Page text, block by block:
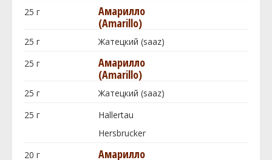
25 г
Амарилло
(Amarillo)
25 г
Жатецкий (saaz)
25 г
Амарилло
(Amarillo)
25 г
Жатецкий (saaz)
25 г
Hallertau
Hersbrucker
20 г
Амарилло